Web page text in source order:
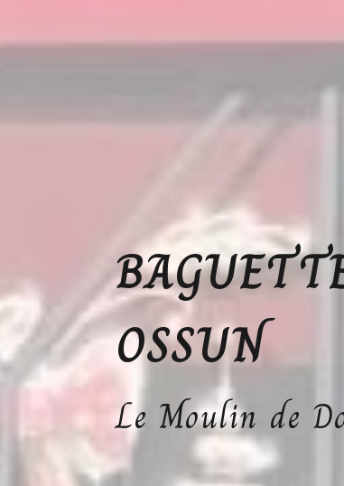
OSSUN
Le Moulin de